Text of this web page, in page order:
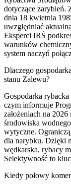
dotyczące zarybień.
dnia 18 kwietnia
uwzględniać
Eksperci IRŚ
warunków
system naczyń
Dlaczego
stanu Zalewu?
Gospodarka
czym informuje
założeniach na
środowiska
wytyczne.
dla narybku. Dzięki
wędkarska, rybacy
Selektywność to
Kiedy połowy